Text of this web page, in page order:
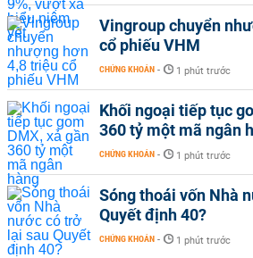
Vingroup chuyển
cổ phiếu VHM
CHỨNG KHOÁN - 1 phút trước
Khối ngoại tiếp tục
360 tỷ một mã ngân
CHỨNG KHOÁN - 1 phút trước
Sóng thoái vốn Nhà
Quyết định 40?
CHỨNG KHOÁN - 1 phút trước